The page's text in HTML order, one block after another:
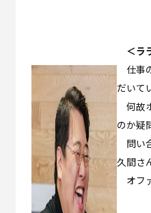
＜ラ
仕事の
だいて
何故
のか疑
問い
久間さ
オフ